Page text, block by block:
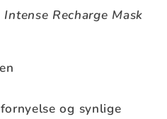
Intense Recharge Mask
og synlige